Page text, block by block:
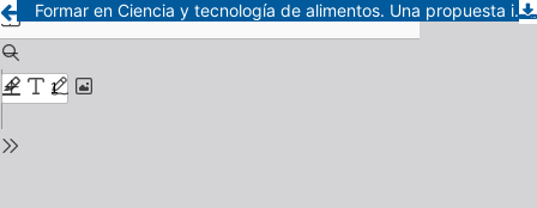
Formar en Ciencia y tecnología de alimentos. Una propuesta innovadora con opción pedagógica a distancia